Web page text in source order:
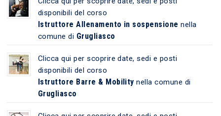
disponibili del corso
Istruttore Allenamento in sospensione nella
comune di Grugliasco
Clicca qui per scoprire date, sedi e posti
disponibili del corso
Istruttore Barre & Mobility nella comune di
Grugliasco